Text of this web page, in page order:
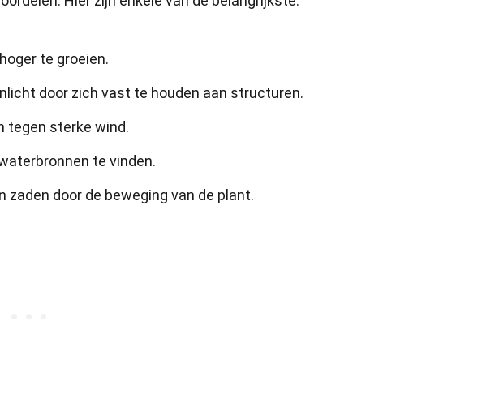
te groeien.
door zich vast te houden aan structuren.
tegen sterke wind.
te vinden.
zaden door de beweging van de plant.